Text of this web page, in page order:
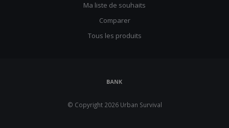
Ma liste de souhaits
Comparer
Tous les produits
© Copyright 2026 Urban Survival